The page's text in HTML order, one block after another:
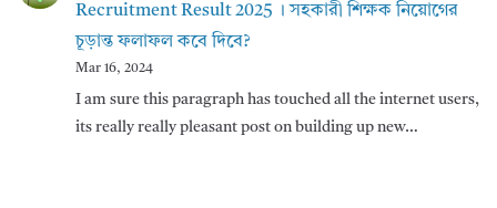
Recruitment Result 2025 । সহকারী শিক্ষক নিয়োগের
চূড়ান্ত ফলাফল কবে দিবে?
Mar 16, 2024
I am sure this paragraph has touched all the internet users,
its really really pleasant post on building up new…